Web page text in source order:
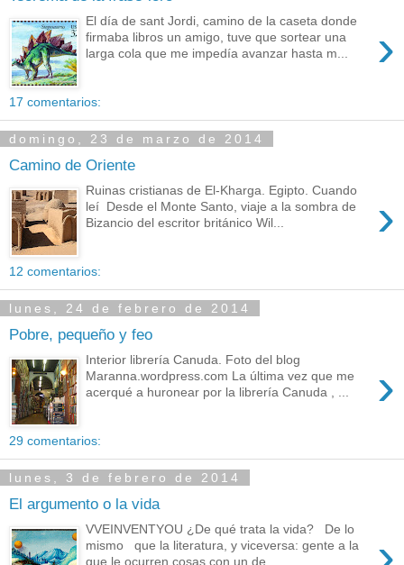
›
El día de sant Jordi, camino de la caseta donde
firmaba libros un amigo, tuve que sortear una
larga cola que me impedía avanzar hasta m...
17 comentarios:
domingo, 23 de marzo de 2014
Camino de Oriente
›
Ruinas cristianas de El-Kharga. Egipto. Cuando
leí Desde el Monte Santo, viaje a la sombra de
Bizancio del escritor británico Wil...
12 comentarios:
lunes, 24 de febrero de 2014
Pobre, pequeño y feo
›
Interior librería Canuda. Foto del blog
Maranna.wordpress.com La última vez que me
acerqué a huronear por la librería Canuda , ...
29 comentarios:
lunes, 3 de febrero de 2014
El argumento o la vida
VVEINVENTYOU ¿De qué trata la vida? De lo
mismo que la literatura, y viceversa: gente a la
que le ocurren cosas con un de...